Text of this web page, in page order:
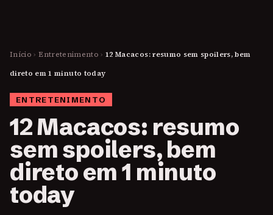
Início › Entretenimento › 12 Macacos: resumo sem spoilers, bem
direto em 1 minuto today
ENTRETENIMENTO
12 Macacos: resumo
sem spoilers, bem
direto em 1 minuto
today